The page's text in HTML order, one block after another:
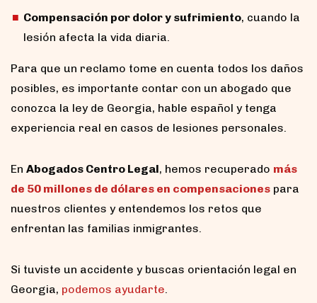
Compensación por dolor y sufrimiento, cuando la
lesión afecta la vida diaria.
Para que un reclamo tome en cuenta todos los daños
posibles, es importante contar con un abogado que
conozca la ley de Georgia, hable español y tenga
experiencia real en casos de lesiones personales.
En Abogados Centro Legal, hemos recuperado más
de 50 millones de dólares en compensaciones para
nuestros clientes y entendemos los retos que
enfrentan las familias inmigrantes.
Si tuviste un accidente y buscas orientación legal en
Georgia, podemos ayudarte.